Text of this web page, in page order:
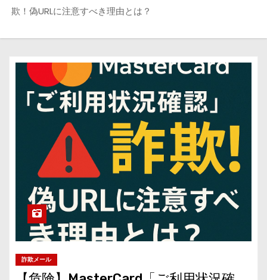
欺！偽URLに注意すべき理由とは？
詐欺メール